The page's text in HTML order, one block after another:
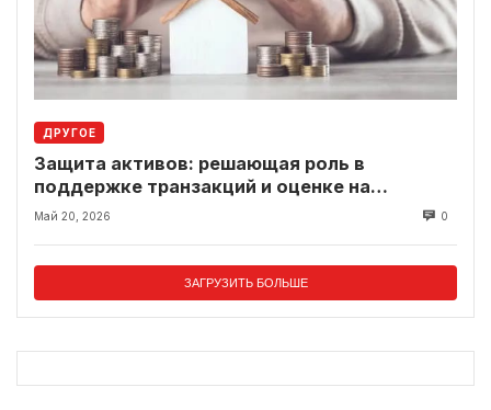
ДРУГОЕ
Защита активов: решающая роль в
поддержке транзакций и оценке на
современном рынке
Май 20, 2026 0
ЗАГРУЗИТЬ БОЛЬШЕ